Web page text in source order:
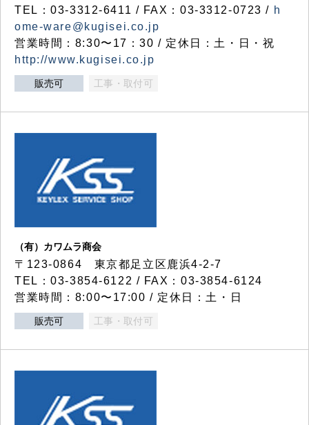
TEL：03-3312-6411 / FAX：03-3312-0723 / h
ome-ware@kugisei.co.jp
営業時間：8:30〜17：30 / 定休日：土・日・祝
http://www.kugisei.co.jp
販売可 工事・取付可
（有）カワムラ商会
〒123-0864 東京都足立区鹿浜4-2-7
TEL：03-3854-6122 / FAX：03-3854-6124
営業時間：8:00〜17:00 / 定休日：土・日
販売可 工事・取付可